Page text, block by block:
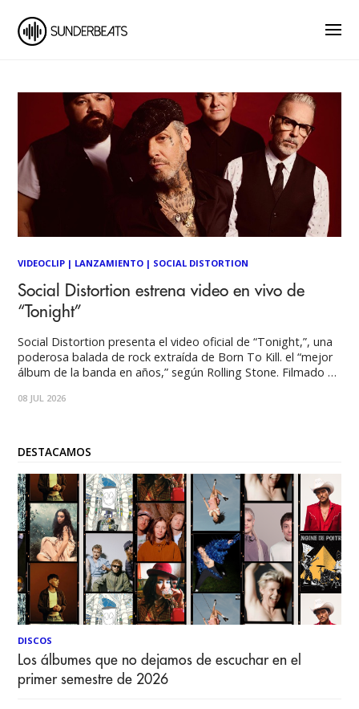
VIDEOCLIP | LANZAMIENTO | SOCIAL DISTORTION
Social Distortion estrena video en vivo de
“Tonight”
Social Distortion presenta el video oficial de “Tonight,”, una
poderosa balada de rock extraída de Born To Kill. el “mejor
álbum de la banda en años,” según Rolling Stone. Filmado en
cuyos créditos incluyen la película de culto Candy Land, así
08 JUL 2026
DESTACAMOS
DISCOS
Los álbumes que no dejamos de escuchar en el
primer semestre de 2026